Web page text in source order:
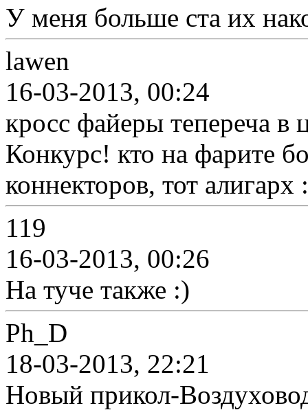
У меня больше ста их
lawen
16-03-2013, 00:24
кросс файеры тепереча
Конкурс! кто на фарите
коннекторов, тот алигарх
119
16-03-2013, 00:26
На туче также :)
Ph_D
18-03-2013, 22:21
Новый прикол-